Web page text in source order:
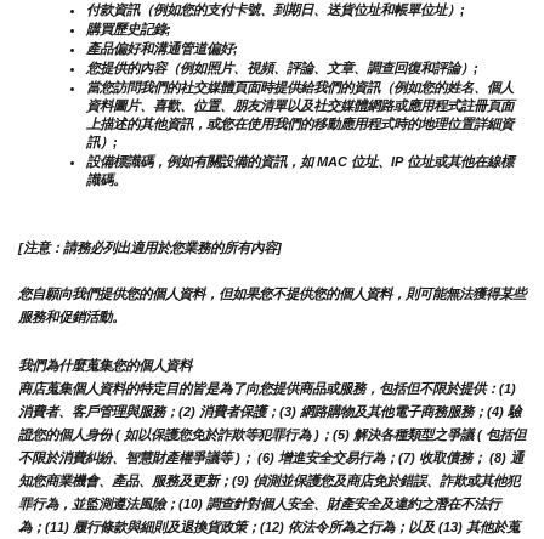
付款資訊（例如您的支付卡號、到期日、送貨位址和帳單位址）;
購買歷史記錄;
產品偏好和溝通管道偏好;
您提供的內容（例如照片、視頻、評論、文章、調查回復和評論）;
當您訪問我們的社交媒體頁面時提供給我們的資訊（例如您的姓名、個人
資料圖片、喜歡、位置、朋友清單以及社交媒體網路或應用程式註冊頁面
上描述的其他資訊，或您在使用我們的移動應用程式時的地理位置詳細資
訊）;
設備標識碼，例如有關設備的資訊，如 MAC 位址、IP 位址或其他在線標
識碼。
[注意：請務必列出適用於您業務的所有內容]
您自願向我們提供您的個人資料，但如果您不提供您的個人資料，則可能無法獲得某些
服務和促銷活動。
我們為什麼蒐集您的個人資料
商店蒐集個人資料的特定目的皆是為了向您提供商品或服務，包括但不限於提供：(1)
消費者、客戶管理與服務；(2) 消費者保護；(3) 網路購物及其他電子商務服務；(4) 驗
證您的個人身份 ( 如以保護您免於詐欺等犯罪行為 )；(5) 解決各種類型之爭議 ( 包括但
不限於消費糾紛、智慧財產權爭議等 )； (6) 增進安全交易行為；(7) 收取債務； (8) 通
知您商業機會、產品、服務及更新；(9) 偵測並保護您及商店免於錯誤、詐欺或其他犯
罪行為，並監測遵法風險；(10) 調查針對個人安全、財產安全及違約之潛在不法行
為；(11) 履行條款與細則及退換貨政策；(12) 依法令所為之行為；以及 (13) 其他於蒐